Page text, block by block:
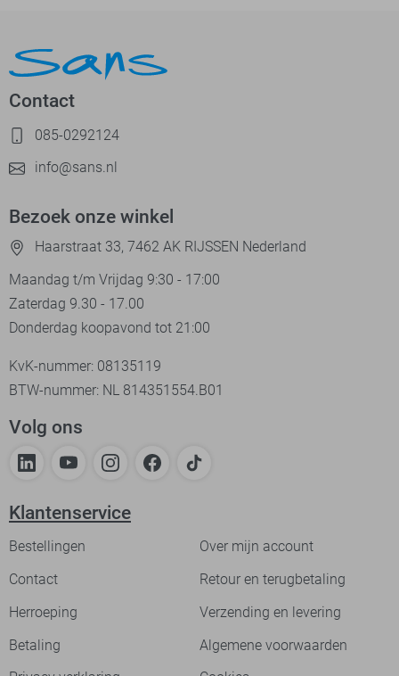
Contact
085-0292124
info@sans.nl
Bezoek onze winkel
Haarstraat 33, 7462 AK RIJSSEN Nederland
Maandag t/m Vrijdag 9:30 - 17:00
Zaterdag 9.30 - 17.00
Donderdag koopavond tot 21:00
KvK-nummer: 08135119
BTW-nummer: NL 814351554.B01
Volg ons
Klantenservice
Bestellingen
Over mijn account
Contact
Retour en terugbetaling
Herroeping
Verzending en levering
Betaling
Algemene voorwaarden